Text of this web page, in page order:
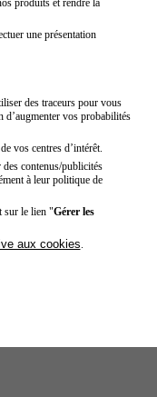
une présentation
des traceurs pour vous
vos probabilités
vos centres d’intérêt.
contenus/publicités
à leur politique de
sur le lien "Gérer les
aux cookies